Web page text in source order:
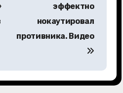
эффектно
нокаутировал
противника. Видео